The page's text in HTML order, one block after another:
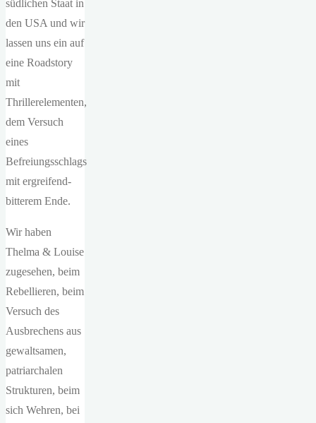
südlichen Staat in
den USA und wir
lassen uns ein auf
eine Roadstory
mit
Thrillerelementen,
dem Versuch
eines
Befreiungsschlags
mit ergreifend-
bitterem Ende.
Wir haben
Thelma & Louise
zugesehen, beim
Rebellieren, beim
Versuch des
Ausbrechens aus
gewaltsamen,
patriarchalen
Strukturen, beim
sich Wehren, bei